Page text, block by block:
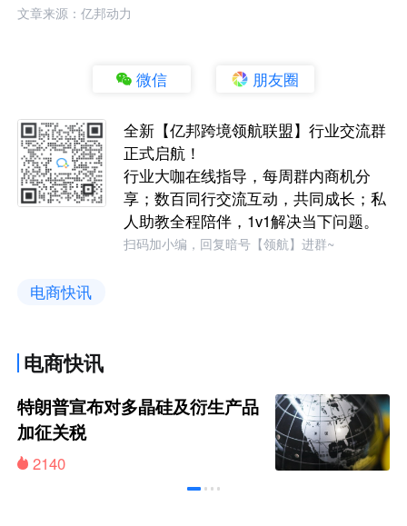
文章来源：亿邦动力
微信 朋友圈
全新【亿邦跨境领航联盟】行业交流群
正式启航！
行业大咖在线指导，每周群内商机分
享；数百同行交流互动，共同成长；私
人助教全程陪伴，1v1解决当下问题。
扫码加小编，回复暗号【领航】进群~
电商快讯
电商快讯
特朗普宣布对多晶硅及衍生产品
加征关税
2140